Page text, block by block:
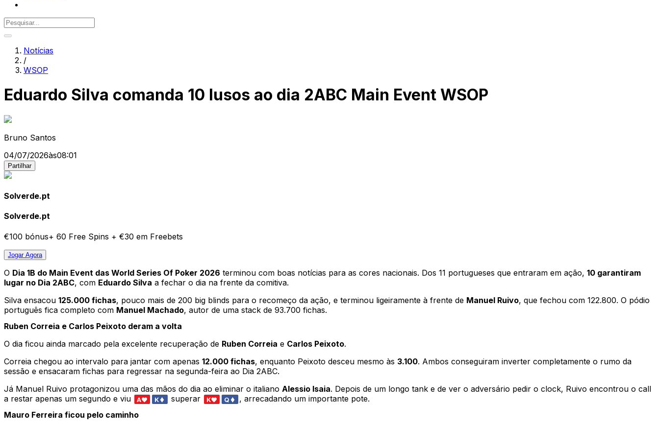
Notícias
/
WSOP
Eduardo Silva comanda 10 lusos ao dia 2ABC Main Event WSOP
Bruno Santos
04/07/2026às08:01
Partilhar
Solverde.pt
Solverde.pt
€100 bónus+ 60 Free Spins + €30 em Freebets
Jogar Agora
O Dia 1B do Main Event das World Series Of Poker 2026 terminou com boas notícias para as cores nacionais. Dos 11 portugueses que entraram em ação, 10 garantiram
lugar no Dia 2ABC, com Eduardo Silva a fechar o dia na frente da comitiva.
Silva ensacou 125.000 fichas, pouco mais de 200 big blinds para o recomeço da ação, e terminou ligeiramente à frente de Manuel Ruivo, que fechou com 122.800. O pódio
português fica completo com Manuel Machado, autor de uma stack de 93.700 fichas.
Ruben Correia e Carlos Peixoto deram a volta
O dia ficou ainda marcado pela excelente recuperação de Ruben Correia e Carlos Peixoto.
Correia chegou ao intervalo para jantar com apenas 12.000 fichas, enquanto Peixoto desceu mesmo às 3.100. Ambos conseguiram inverter completamente o rumo da
sessão e ensacaram fichas para regressar na segunda-feira ao Dia 2ABC.
Já Manuel Ruivo protagonizou uma das mãos do dia ao eliminar o italiano Alessio Isaia. Depois de um longo tank e de ver o adversário pedir o clock, Ruivo encontrou o call
a restar apenas um segundo e viu
A K superar K Q
, arrecadando um importante pote.
Mauro Ferreira ficou pelo caminho